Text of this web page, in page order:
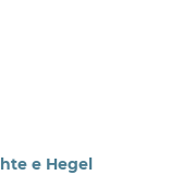
e Hegel